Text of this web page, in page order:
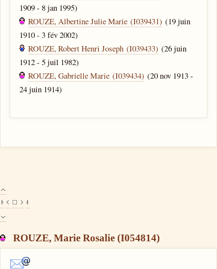
1909 - 8 jan 1995)
ROUZE, Albertine Julie Marie (I039431) (19 juin
1910 - 3 fév 2002)
ROUZE, Robert Henri Joseph (I039433) (26 juin
1912 - 5 juil 1982)
ROUZE, Gabrielle Marie (I039434) (20 nov 1913 -
24 juin 1914)
ROUZE, Marie Rosalie (I054814)